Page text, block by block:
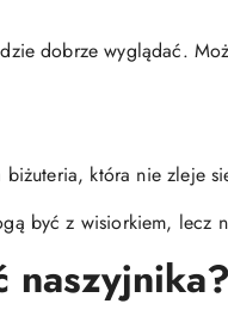
dobrze wyglądać.
która nie zleje
być z wisiorkiem, lecz